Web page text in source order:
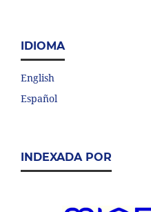
IDIOMA
English
Español
INDEXADA POR